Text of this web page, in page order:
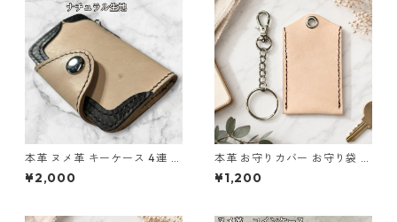
本革 ヌメ革 キーケース 4連 ナ
チュラル 生成り l101 レザー
ハンドメイド
¥2,000
本革 お守りカバー お守り袋 日
本製 生成り ナチュラル サイズ
L l103 レザー お守りケース ハ
¥1,200